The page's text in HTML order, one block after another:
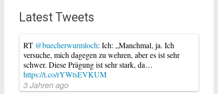
Latest Tweets
RT @buecherwurmloch: Ich: „Manchmal, ja. Ich
versuche, mich dagegen zu wehren, aber es ist sehr
schwer. Diese Prägung ist sehr stark, da…
https://t.co/rYWtsEVKUM
3 Jahren ago